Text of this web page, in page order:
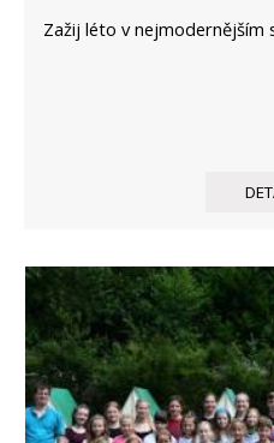
Zažij léto v nejmodernějším